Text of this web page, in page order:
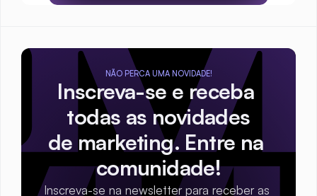
NÃO PERCA UMA NOVIDADE!
Inscreva-se e receba
todas as novidades
de marketing. Entre na
comunidade!
Inscreva-se na newsletter para receber as